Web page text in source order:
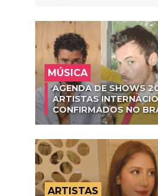
MÚSICA
AGENDA DE SHOWS
ARTISTAS
CONFIRMADOS NO
ARTISTAS